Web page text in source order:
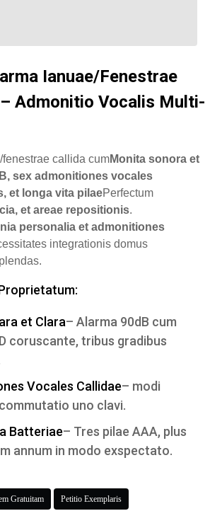
Ianuae/Fenestrae
Admonitio Vocalis Multi-
callida cumMonita sonora et
sex admonitiones vocales
et longa vita pilaePerfectum
et areae repositionis.
personalia et admonitiones
integrationis domus
et Clara– Alarma 90dB cum
coruscante, tribus gradibus
Vocales Callidae– modi
uno clavi.
Batteriae– Tres pilae AAA, plus
annum in modo exspectato.
Gratuitam Petitio Exemplaris